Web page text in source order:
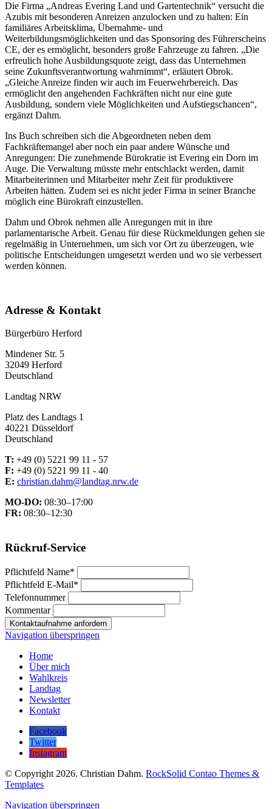
Die Firma „Andreas Evering Land und Gartentechnik“ versucht die
Azubis mit besonderen Anreizen anzulocken und zu halten: Ein
familiäres Arbeitsklima, Übernahme- und
Weiterbildungsmöglichkeiten und das Sponsoring des Führerscheins
CE, der es ermöglicht, besonders große Fahrzeuge zu fahren. „Die
erfreulich hohe Ausbildungsquote zeigt, dass das Unternehmen
seine Zukunftsverantwortung wahrnimmt“, erläutert Obrok.
„Gleiche Anreize finden wir auch im Feuerwehrbereich. Das
ermöglicht den angehenden Fachkräften nicht nur eine gute
Ausbildung, sondern viele Möglichkeiten und Aufstiegschancen“,
ergänzt Dahm.
Ins Buch schreiben sich die Abgeordneten neben dem
Fachkräftemangel aber noch ein paar andere Wünsche und
Anregungen: Die zunehmende Bürokratie ist Evering ein Dorn im
Auge. Die Verwaltung müsste mehr entschlackt werden, damit
Mitarbeiterinnen und Mitarbeiter mehr Zeit für produktivere
Arbeiten hätten. Zudem sei es nicht jeder Firma in seiner Branche
möglich eine Bürokraft einzustellen.
Dahm und Obrok nehmen alle Anregungen mit in ihre
parlamentarische Arbeit. Genau für diese Rückmeldungen gehen sie
regelmäßig in Unternehmen, um sich vor Ort zu überzeugen, wie
politische Entscheidungen umgesetzt werden und wo sie verbessert
werden können.
Adresse & Kontakt
Bürgerbüro Herford
Mindener Str. 5
32049 Herford
Deutschland
Landtag NRW
Platz des Landtags 1
40221 Düsseldorf
Deutschland
T: +49 (0) 5221 99 11 - 57
F: +49 (0) 5221 99 11 - 40
E: christian.dahm@landtag.nrw.de
MO-DO: 08:30–17:00
FR: 08:30–12:30
Rückruf-Service
Pflichtfeld Name*
Pflichtfeld E-Mail*
Telefonnummer
Kommentar
Kontaktaufnahme anfordern
Navigation überspringen
Home
Über mich
Wahlkreis
Landtag
Newsletter
Kontakt
Facebook
Twitter
Instagram
© Copyright 2026. Christian Dahm. RockSolid Contao Themes &
Templates
Navigation überspringen